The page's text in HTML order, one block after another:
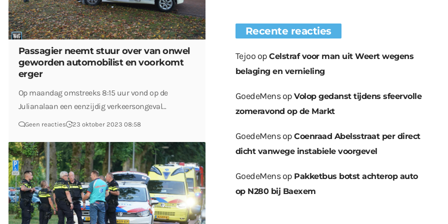
Passagier neemt stuur over van onwel
geworden automobilist en voorkomt
erger
Op maandag omstreeks 8:15 uur vond op de
Julianalaan een eenzijdig verkeersongeval…
Geen reacties 23 oktober 2023 08:58
Recente reacties
Tejoo opCelstraf voor man uit Weert wegens
belaging en vernieling
GoedeMensopVolop gedanst tijdens sfeervolle
zomeravond op de Markt
GoedeMensopCoenraad Abelsstraat per direct
dicht vanwege instabiele voorgevel
GoedeMensop Pakketbus botst achterop auto
op N280 bij Baexem